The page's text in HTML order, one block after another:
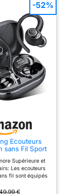
Ecouteurs
sans Fil Sport
Stéréo
Supérieure et
Les ecouteurs
fil sont équipés
et de pilotes
€
-52%